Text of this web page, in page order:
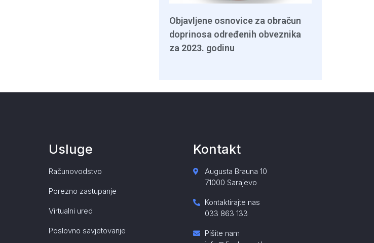
Objavljene osnovice za obračun
doprinosa određenih obveznika
za 2023. godinu
Usluge
Računovodstvo
Porezno zastupanje
Virtualni ured
Poslovno savjetovanje
Kontakt
Augusta Brauna 10
71000 Sarajevo
Kontaktirajte nas
033 863 133
Pišite nam